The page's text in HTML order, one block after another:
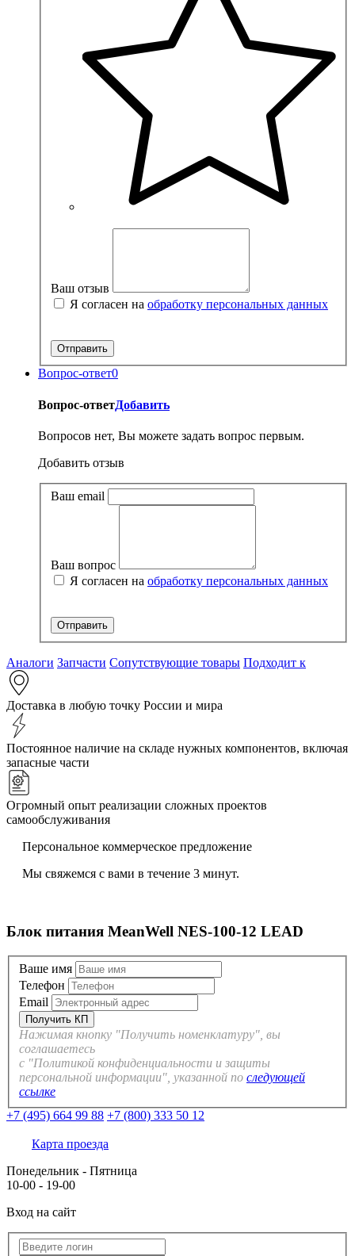
Ваш отзыв
Я согласен на обработку персональных данных
Вопрос-ответ0
Вопрос-ответДобавить
Вопросов нет, Вы можете задать вопрос первым.
Добавить отзыв
Ваш email
Ваш вопрос
Я согласен на обработку персональных данных
Аналоги Запчасти Сопутствующие товары Подходит к
Доставка в любую точку России и мира
Постоянное наличие на складе нужных компонентов, включая
запасные части
Огромный опыт реализации сложных проектов
самообслуживания
Персональное коммерческое предложение
Мы свяжемся с вами в течение 3 минут.
Блок питания MeanWell NES-100-12 LEAD
Ваше имя
Телефон
Email
Нажимая кнопку "Получить номенклатуру", вы
соглашаетесь
с "Политикой конфиденциальности и защиты
персональной информации", указанной по следующей
ссылке
+7 (495) 664 99 88 +7 (800) 333 50 12
Карта проезда
Понедельник - Пятница
10-00 - 19-00
Вход на сайт